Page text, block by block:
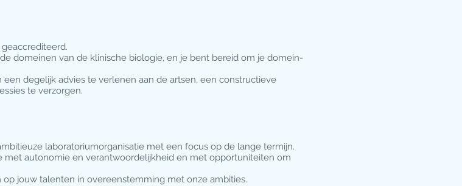
domeinen van de klinische biologie, en je bent bereid om je domein-
degelijk advies te verlenen aan de artsen, een constructieve
te verzorgen.
laboratoriumorganisatie met een focus op de lange termijn.
autonomie en verantwoordelijkheid en met opportuniteiten om
jouw talenten in overeenstemming met onze ambities.